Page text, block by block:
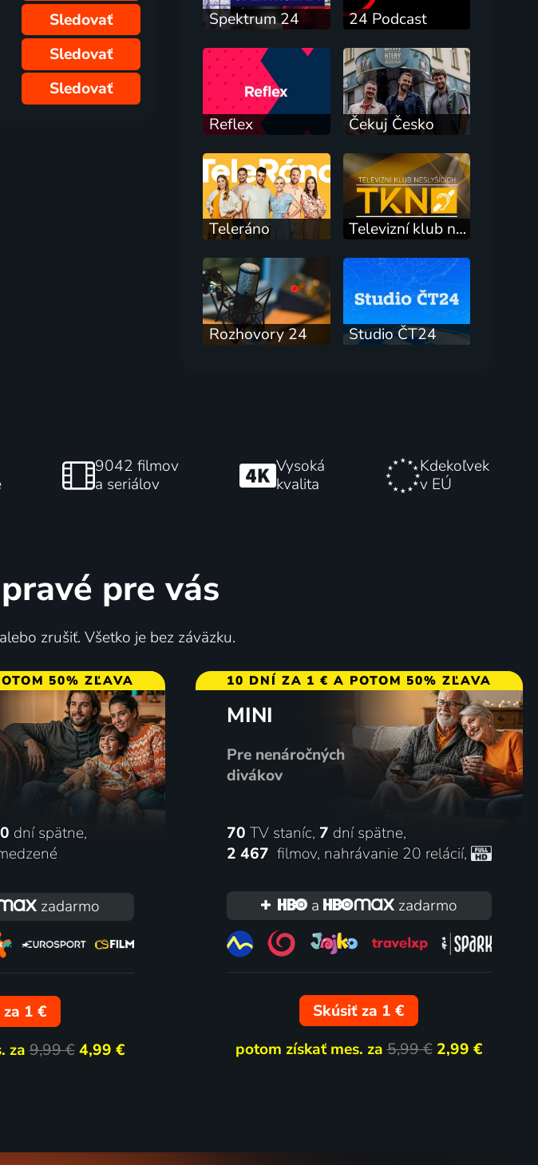
Sledovať
Sledovať
Sledovať
Spektrum 24 24 Podcast
Reflex Čekuj Česko
Teleráno Televizní klub neslyšících
Rozhovory 24 Studio ČT24
9042 filmov
a seriálov
Vysoká
kvalita
Kdekoľvek
v EÚ
pre vás
zrušiť. Všetko je bez záväzku.
50% ZĽAVA
dní spätne,
zadarmo
1 €
za9,99 € 4,99 €
10 DNÍ ZA 1 € A POTOM 50% ZĽAVA
MINI
Pre nenáročných
divákov
70 TV staníc, 7 dní spätne,
2 467 filmov, nahrávanie 20 relácií,
a zadarmo
Skúsiť za 1 €
potom získať mes. za5,99 € 2,99 €